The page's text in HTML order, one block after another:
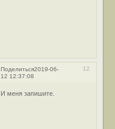
Поделиться 12
2019-06-
12 12:37:08
И меня запишите.